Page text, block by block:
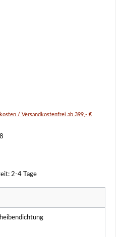
/ Versandkostenfrei ab 399,- €
2-4 Tage